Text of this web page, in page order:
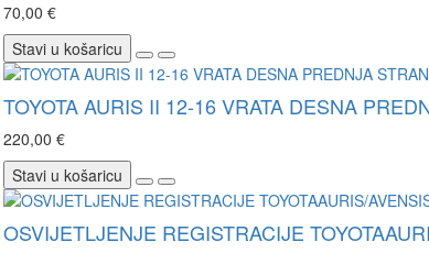
70,00 €
Stavi u košaricu
TOYOTA AURIS II 12-16 VRATA DESNA
220,00 €
Stavi u košaricu
OSVIJETLJENJE REGISTRACIJE